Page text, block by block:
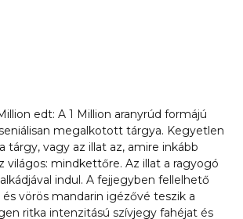
edt: A 1 Million aranyrúd formájú
megalkotott tárgya. Kegyetlen
tárgy, vagy az illat az, amire inkább
világos: mindkettőre. Az illat a ragyogó
indul. A fejjegyben fellelhető
vörös mandarin igézővé teszik a
ritka intenzitású szívjegy fahéjat és